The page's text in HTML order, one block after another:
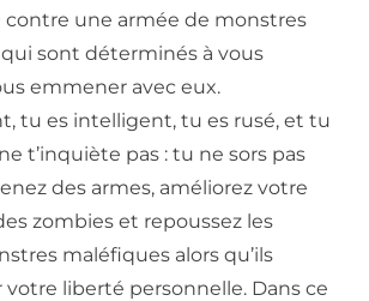
contre une armée de monstres
sont déterminés à vous
emmener avec eux.
tu es intelligent, tu es rusé, et tu
t’inquiète pas : tu ne sors pas
des armes, améliorez votre
zombies et repoussez les
maléfiques alors qu’ils
liberté personnelle. Dans ce